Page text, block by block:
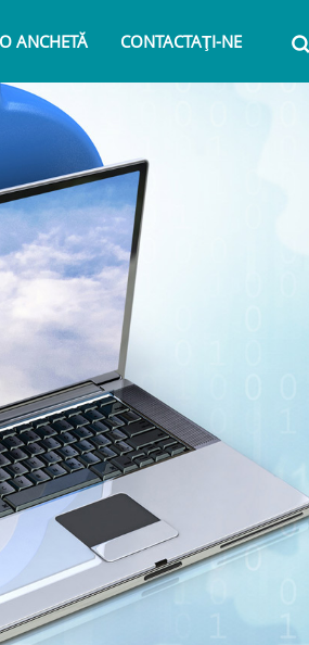
ANCHETĂ CONTACTAŢI-NE